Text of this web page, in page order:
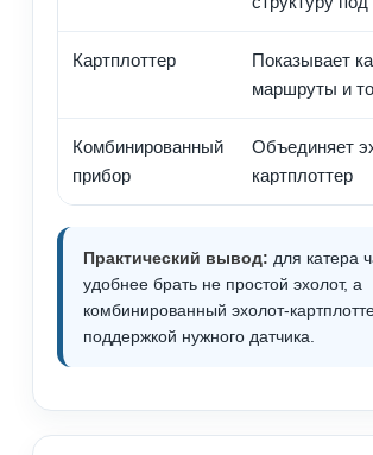
Картплоттер
Показывает
маршруты и
Комбинированный
прибор
Объединяет
картплоттер
Практический вывод: для катера
удобнее брать не простой эхолот, а
комбинированный эхолот-
поддержкой нужного датчика.